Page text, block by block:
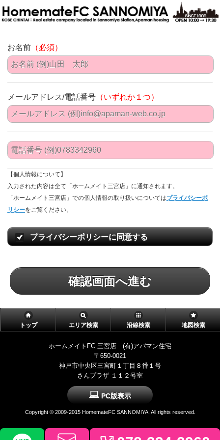
お名前 （必須）
メールアドレス/電話番号 （いずれか１つ）
【個人情報について】
入力された内容は全て「ホームメイト三宮店」に通知されます。
「ホームメイト三宮店」での個人情報の取り扱いについてはプライバシーポ
リシーをご覧ください。
プライバシーポリシーに同意する
確認画面へ進む
トップ エリア検索 沿線検索 地図検索
ホームメイトFC 三宮店 (有)アパマン住宅
〒650-0021
神戸市中央区三宮町１丁目８番１号
さんプラザ １１２号室
PC版表示
Copyright © 2009-2015 HomemateFC SANNOMIYA. All rights reserved.